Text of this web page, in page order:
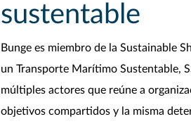
sustentable
Bunge es miembro de la Sustainable
un Transporte Marítimo Sustentable,
múltiples actores que reúne a
objetivos compartidos y la misma